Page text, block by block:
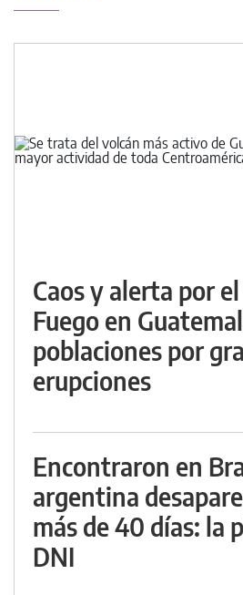
Caos y alerta por
Fuego en
poblaciones por
erupciones
Encontraron en
argentina
más de 40 días: la
DNI